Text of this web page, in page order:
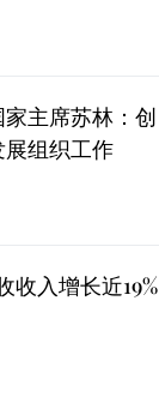
主席苏林：创
组织工作
收入增长近19%